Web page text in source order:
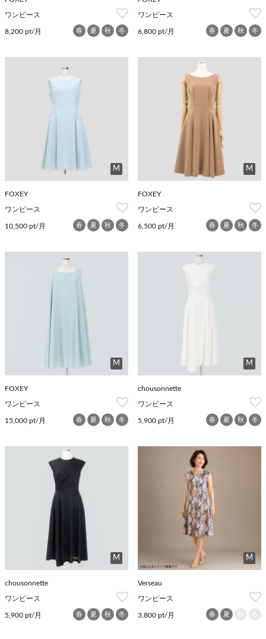
ワンピース
8,200 pt/月 春 夏 秋 冬
ワンピース
6,800 pt/月 春 夏 秋 冬
M
FOXEY
ワンピース
10,500 pt/月 春 夏 秋 冬
M
FOXEY
ワンピース
6,500 pt/月 春 夏 秋 冬
M
FOXEY
ワンピース
15,000 pt/月 春 夏 秋 冬
M
chousonnette
ワンピース
5,900 pt/月 春 夏 秋 冬
M
chousonnette
ワンピース
5,900 pt/月 春 夏 秋 冬
M
Verseau
ワンピース
3,800 pt/月 春 夏